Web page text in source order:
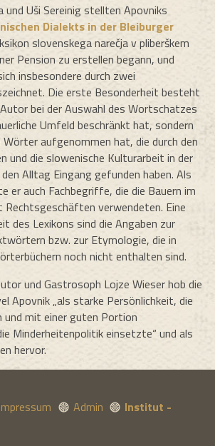
Uši Sereinig stellten Apovniks
Dialekts in der Bleiburger
slovenskega narečja v pliberškem
Pension zu erstellen begann, und
insbesondere durch zwei
Die erste Besonderheit besteht
bei der Auswahl des Wortschatzes
Umfeld beschränkt hat, sondern
aufgenommen hat, die durch den
und die slowenische Kulturarbeit in der
Alltag Eingang gefunden haben. Als
er auch Fachbegriffe, die die Bauern im
Rechtsgeschäften verwendeten. Eine
des Lexikons sind die Angaben zur
bzw. zur Etymologie, die in
noch nicht enthalten sind.
und Gastrosoph Lojze Wieser hob die
Apovnik „als starke Persönlichkeit, die
und mit einer guten Portion
Minderheitenpolitik einsetzte“ und als
hervor.
Impressum Admin
Institut -